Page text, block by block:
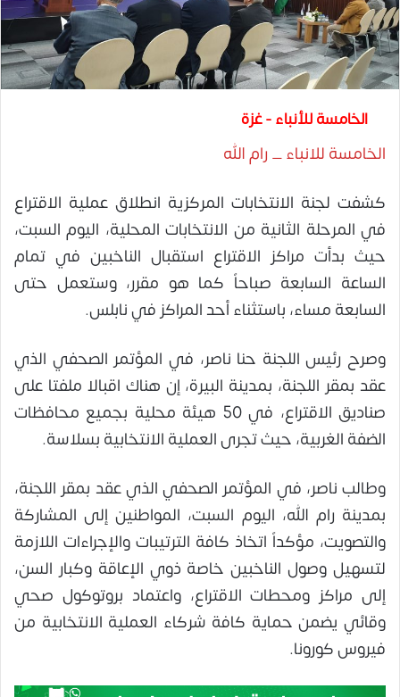
الخامسة للأنباء - غزة
الخامسة للانباء _ رام الله
كشفت لجنة الانتخابات المركزية انطلاق عملية الاقتراع
في المرحلة الثانية من الانتخابات المحلية، اليوم السبت،
حيث بدأت مراكز الاقتراع استقبال الناخبين في تمام
الساعة السابعة صباحاً كما هو مقرر، وستعمل حتى
السابعة مساء، باستثناء أحد المراكز في نابلس.
وصرح رئيس اللجنة حنا ناصر، في المؤتمر الصحفي الذي
عقد بمقر اللجنة، بمدينة البيرة، إن هناك اقبالا ملفتا على
صناديق الاقتراع، في 50 هيئة محلية بجميع محافظات
الضفة الغربية، حيث تجرى العملية الانتخابية بسلاسة.
وطالب ناصر، في المؤتمر الصحفي الذي عقد بمقر اللجنة،
بمدينة رام الله، اليوم السبت، المواطنين إلى المشاركة
والتصويت، مؤكداً اتخاذ كافة الترتيبات والإجراءات اللازمة
لتسهيل وصول الناخبين خاصة ذوي الإعاقة وكبار السن،
إلى مراكز ومحطات الاقتراع، واعتماد بروتوكول صحي
وقائي يضمن حماية كافة شركاء العملية الانتخابية من
فيروس كورونا.